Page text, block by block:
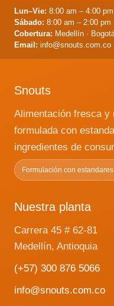
razones por
estar
Lun–Vie: 8:00 am – 4:00 pm
Sábado: 8:00 am – 2:00 pm
Cobertura: Medellín ·
Email: info@snouts.com.co
Snouts
Alimentación fresca y
formulada con
ingredientes de
Formulación con
Nuestra planta
Carrera 45 # 62-81
Medellín, Antioquia
(+57) 300 876 5066
info@snouts.com.co